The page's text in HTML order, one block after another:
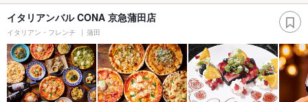
イタリアンバル CONA 京急蒲田店
イタリアン・フレンチ 蒲田